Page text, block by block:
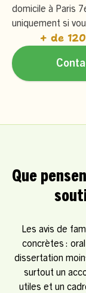
domicile à Paris
uniquement si
+ de
Que
Les avis de
concrètes :
dissertation
surtout un
utiles et un